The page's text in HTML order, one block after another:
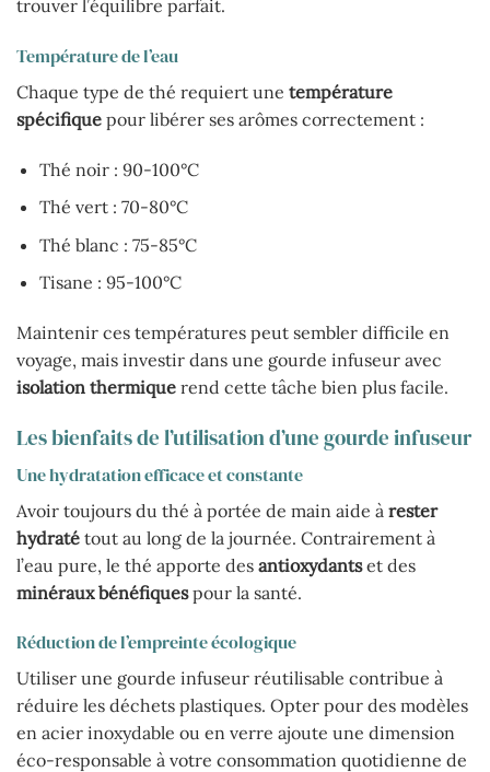
trouver l’équilibre parfait.
Température de l’eau
Chaque type de thé requiert une température
spécifique pour libérer ses arômes correctement :
Thé noir : 90-100°C
Thé vert : 70-80°C
Thé blanc : 75-85°C
Tisane : 95-100°C
Maintenir ces températures peut sembler difficile en
voyage, mais investir dans une gourde infuseur avec
isolation thermique rend cette tâche bien plus facile.
Les bienfaits de l’utilisation d’une gourde infuseur
Une hydratation efficace et constante
Avoir toujours du thé à portée de main aide à rester
hydraté tout au long de la journée. Contrairement à
l’eau pure, le thé apporte des antioxydantset des
minéraux bénéfiquespour la santé.
Réduction de l’empreinte écologique
Utiliser une gourde infuseur réutilisable contribue à
réduire les déchets plastiques. Opter pour des modèles
en acier inoxydable ou en verre ajoute une dimension
éco-responsable à votre consommation quotidienne de